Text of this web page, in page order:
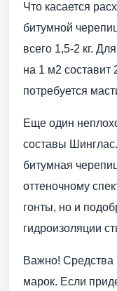
Что касается
битумной
всего 1,5-2 кг.
на 1 м2 составит
потребуется
Еще один
составы
битумная
оттеночному
гонты, но и
гидроизоляции
Важно! Средства
марок. Если